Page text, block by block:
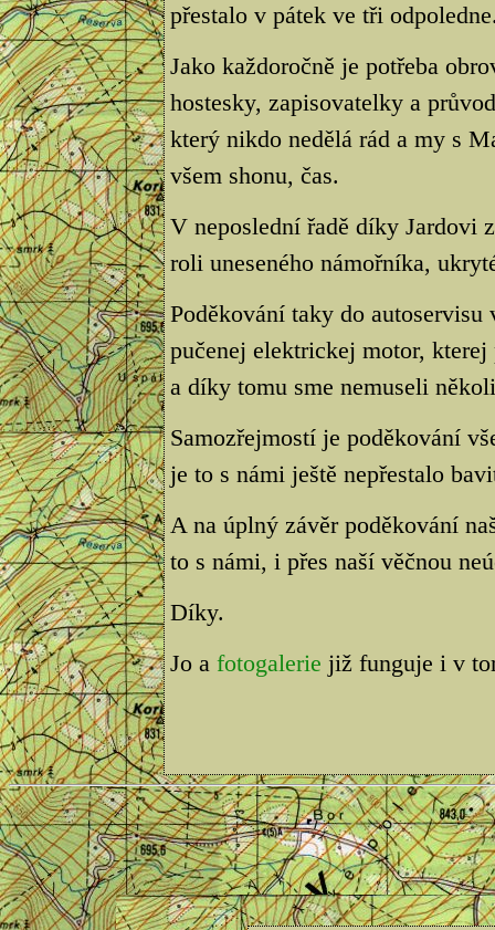
přestalo v pátek ve tři
Jako každoročně je potřeba
hostesky, zapisovatelky a
který nikdo nedělá rád a my s
všem shonu, čas.
V neposlední řadě díky Jardovi
roli uneseného námořníka,
Poděkování taky do
pučenej elektrickej motor,
a díky tomu sme nemuseli
Samozřejmostí je poděkování
je to s námi ještě nepřestalo
A na úplný závěr poděkování
to s námi, i přes naší věčnou
Díky.
Jo a fotogalerie již funguje i v